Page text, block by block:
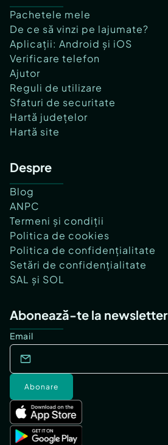
Pachetele mele
De ce să vinzi pe lajumate?
Aplicații: Android și iOS
Verificare telefon
Ajutor
Reguli de utilizare
Sfaturi de securitate
Hartă județelor
Hartă site
Despre
Blog
ANPC
Termeni și condiții
Politica de cookies
Politica de confidențialitate
Setări de confidențialitate
SAL și SOL
Abonează-te la newsletter
Email
Abonare